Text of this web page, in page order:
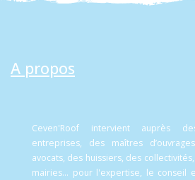
A propos
Ceven'Roof intervient auprès
entreprises, des maîtres
avocats, des huissiers, des
mairies... pour l'expertise, le conseil